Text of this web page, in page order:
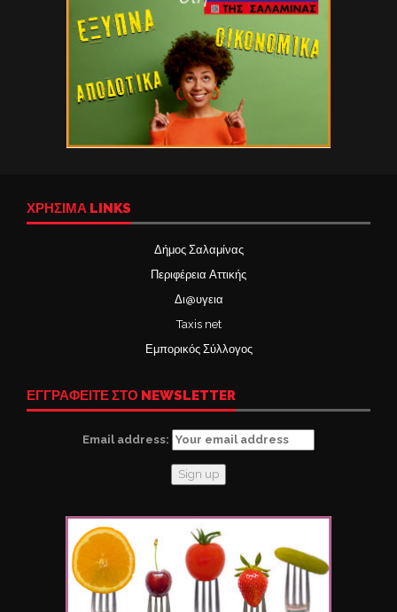
ΧΡΉΣΙΜΑ LINKS
Δήμος Σαλαμίνας
Περιφέρεια Αττικής
Δι@υγεια
Taxis net
Εμπορικός Σύλλογος
ΕΓΓΡΑΦΕΙΤΕ ΣΤΟ NEWSLETTER
Email address: